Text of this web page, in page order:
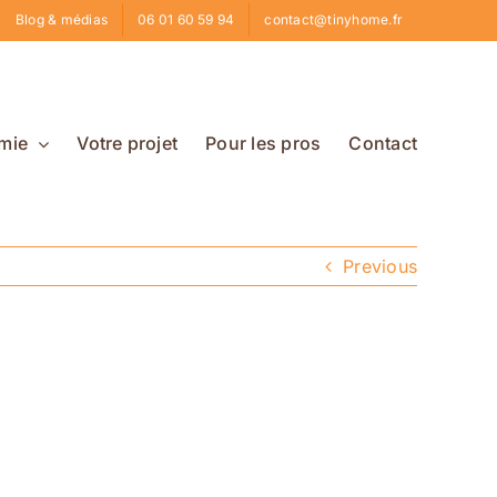
Blog & médias 06 01 60 59 94 contact@tinyhome.fr
Votre projet Pour les pros Contact
Previous